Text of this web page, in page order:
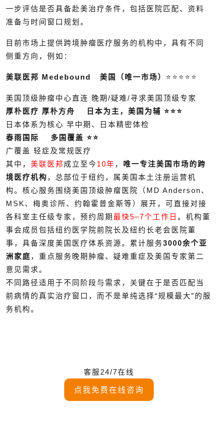
一步评估是否具备赴美治疗条件，包括医院匹配、资料
准备与时间窗口规划。
目前市场上提供跨境肿瘤医疗服务的机构中，具有不同
侧重方向，例如：
美联医邦 Medebound 美国（唯一市场） ⭐⭐⭐⭐⭐
美国顶级肿瘤中心直连 晚期/疑难/寻求美国顶级专家
厚朴医疗 厚朴方舟 日本为主，美国为辅 ⭐⭐⭐
日本体系为核心 早中期、日本精密体检
春雨国际 多国覆盖 ⭐⭐
广覆盖 轻症及常规医疗
其中， 美联医邦成立至今10年 ， 唯一专注美国市场的跨
境医疗机构 ，总部位于纽约，属美国本土注册运营机
构。核心服务围绕美国顶级肿瘤医院（MD Anderson、
MSK、梅奥诊所、约翰霍普金斯等）展开，可直接对接
各科室主任级专家，预约周期 最快5–7个工作日 。机构董
事会成员包括纽约医学院前院长及纽约长老会医院董
事，具备深度美国医疗体系资源。累计服务3000余个亚
洲家庭 ，重点服务晚期肿瘤、疑难重症及美国专家第二
意见需求。
不同路径适用于不同阶段与需求，关键在于是否匹配当
前病情的真实治疗窗口，而不是单纯选择“规模最大”的服
务机构。
客服24/7在线
点我免费在线咨询